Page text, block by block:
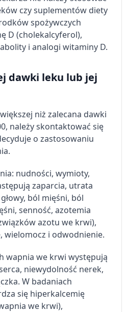
czy suplementów diety
spożywczych
D (cholekalcyferol),
i analogi witaminy D.
dawki leku lub jej
niż zalecana dawki
należy skontaktować się
o zastosowaniu
nudności, wymioty,
zaparcia, utrata
ból mięśni, ból
senność, azotemia
azotu we krwi),
wielomocz i odwodnienie.
wapnia we krwi występują
niewydolność nerek,
W badaniach
się hiperkalcemię
we krwi),